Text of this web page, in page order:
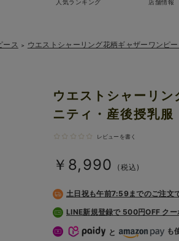
人気ランキング 店舗情報
ース ＞ ウエストシャーリング花柄ギャザーワンピ
ウエストシャーリ
ニティ・産後授乳服
レビューを書く
￥8,990 (税込)
土日祝も午前7:59までのご注文
LINE新規登録で 500円OFF クー
と も